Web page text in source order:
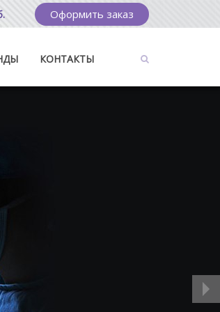
Оформить заказ
КОНТАКТЫ